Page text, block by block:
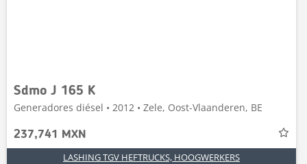
Sdmo J 165 K
Generadores diésel • 2012 • Zele, Oost-Vlaanderen, BE
237,741 MXN
LASHING TGV HEFTRUCKS, HOOGWERKERS